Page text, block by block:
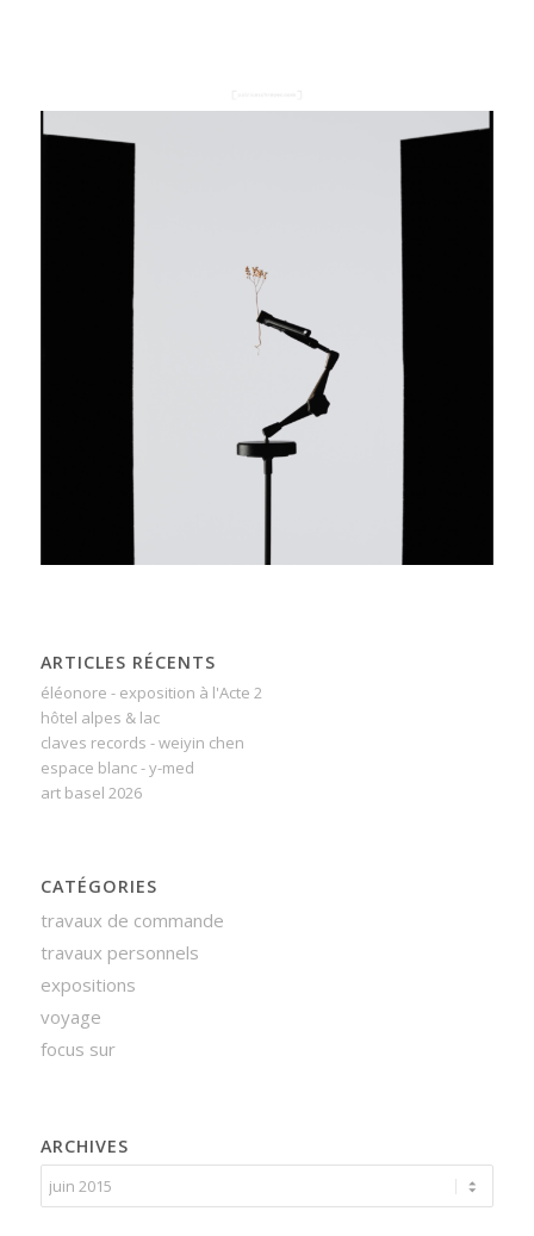
ARTICLES RÉCENTS
éléonore - exposition à l'Acte 2
hôtel alpes & lac
claves records - weiyin chen
espace blanc - y-med
art basel 2026
CATÉGORIES
travaux de commande
travaux personnels
expositions
voyage
focus sur
ARCHIVES